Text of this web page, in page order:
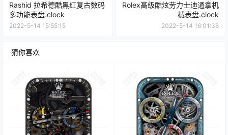
Rashid 拉希德酷黑红复古数码
多功能表盘.clock
2022-5-14 15:55:15
Rolex高级酷炫劳力士迪通拿机
械表盘.clock
2022-5-14 16:01:38
猜你喜欢